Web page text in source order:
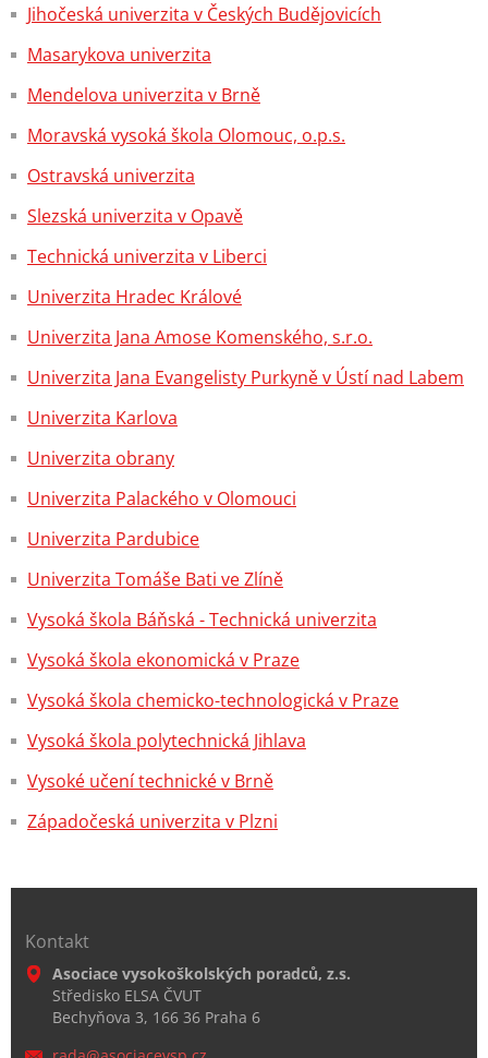
Jihočeská univerzita v Českých Budějovicích
Masarykova univerzita
Mendelova univerzita v Brně
Moravská vysoká škola Olomouc, o.p.s.
Ostravská univerzita
Slezská univerzita v Opavě
Technická univerzita v Liberci
Univerzita Hradec Králové
Univerzita Jana Amose Komenského, s.r.o.
Univerzita Jana Evangelisty Purkyně v Ústí nad Labem
Univerzita Karlova
Univerzita obrany
Univerzita Palackého v Olomouci
Univerzita Pardubice
Univerzita Tomáše Bati ve Zlíně
Vysoká škola Báňská - Technická univerzita
Vysoká škola ekonomická v Praze
Vysoká škola chemicko-technologická v Praze
Vysoká škola polytechnická Jihlava
Vysoké učení technické v Brně
Západočeská univerzita v Plzni
Kontakt
Asociace vysokoškolských poradců, z.s.
Středisko ELSA ČVUT
Bechyňova 3, 166 36 Praha 6